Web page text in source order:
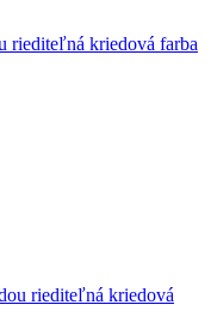
riediteľná kriedová farba